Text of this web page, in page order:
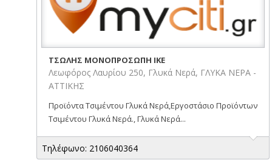
ΤΣΩΛΗΣ ΜΟΝΟΠΡΟΣΩΠΗ ΙΚΕ
Λεωφόρος Λαυρίου 250, Γλυκά Νερά, ΓΛΥΚΑ ΝΕΡΑ -
ΑΤΤΙΚΗΣ
Προϊόντα Τσιμέντου Γλυκά Νερά,Εργοστάσιο Προϊόντων
Τσιμέντου Γλυκά Νερά., Γλυκά Νερά...
Τηλέφωνο: 2106040364